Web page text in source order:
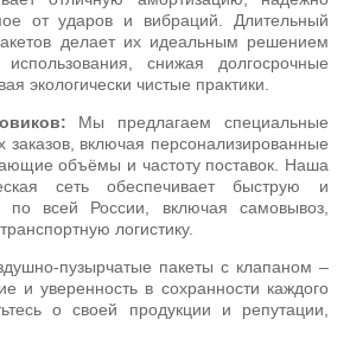
от ударов и вибраций. Длительный
делает их идеальным решением
использования, снижая долгосрочные
экологически чистые практики.
Мы предлагаем специальные
заказов, включая персонализированные
объёмы и частоту поставок. Наша
сеть обеспечивает быструю и
по всей России, включая самовывоз,
логистику.
пузырчатые пакеты с клапаном –
и уверенность в сохранности каждого
о своей продукции и репутации,